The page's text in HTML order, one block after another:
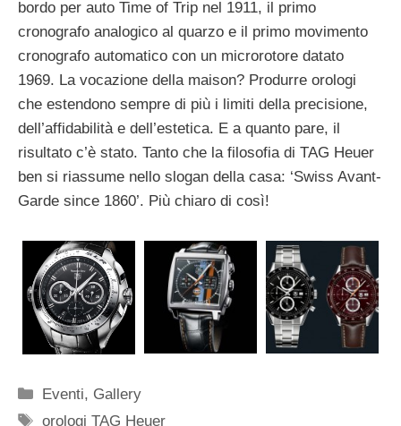
bordo per auto Time of Trip nel 1911, il primo
cronografo analogico al quarzo e il primo movimento
cronografo automatico con un microrotore datato
1969. La vocazione della maison? Produrre orologi
che estendono sempre di più i limiti della precisione,
dell’affidabilità e dell’estetica. E a quanto pare, il
risultato c’è stato. Tanto che la filosofia di TAG Heuer
ben si riassume nello slogan della casa: ‘Swiss Avant-
Garde since 1860’. Più chiaro di così!
Categorie
Eventi, Gallery
Tag
orologi TAG Heuer